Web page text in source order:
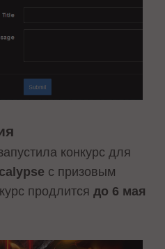
конкурс для
с призовым
продлится до 6 мая